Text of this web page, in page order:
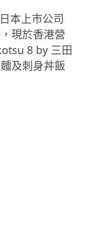
本上市公司
現於香港營
8 by 三田
及刺身丼飯